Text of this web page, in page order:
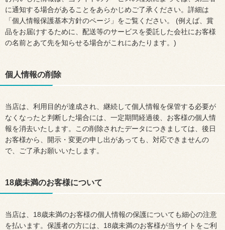
に通知する場合があることをあらかじめご了承ください。詳細は
「個人情報保護基本方針のページ」をご覧ください。 (例えば、賞
品をお届けするために、配送等のサービスを委託した会社にお客様
の名前とあて先を知らせる場合がこれにあたります。)
個人情報の削除
当店は、利用目的が達成され、継続して個人情報を保管する必要が
なくなったと判断した場合には、一定期間経過後、お客様の個人情
報を消去いたします。この削除されたデータにつきましては、後日
お客様から、開示・変更の申し出があっても、対応できませんの
で、ご了承お願いいたします。
18歳未満のお客様について
当店は、18歳未満のお客様の個人情報の保護についても細心の注意
を払います。保護者の方には、18歳未満のお客様が当サイトをご利